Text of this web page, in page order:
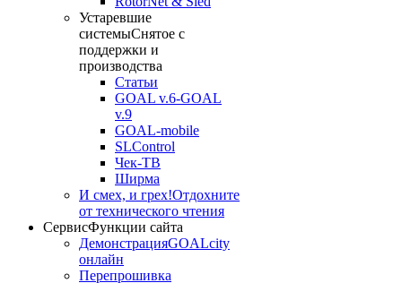
Устаревшие
системыСнятое с
поддержки и
производства
Статьи
GOAL v.6-GOAL
v.9
GOAL-mobile
SLControl
Чек-ТВ
Ширма
И смех, и грех!Отдохните
от технического чтения
СервисФункции сайта
ДемонстрацияGOALcity
онлайн
Перепрошивка